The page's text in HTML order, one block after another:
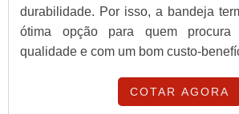
durabilidade. Por isso, a bandeja
ótima opção para quem
qualidade e com um bom custo-
COTAR AGORA